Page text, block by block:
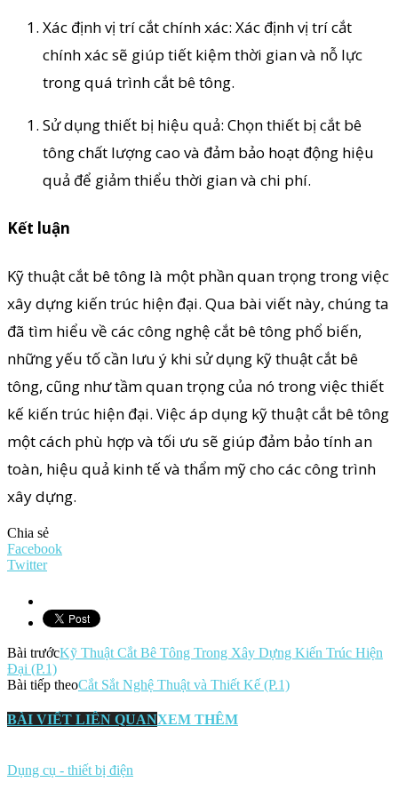
Xác định vị trí cắt chính xác: Xác định vị trí cắt
chính xác sẽ giúp tiết kiệm thời gian và nỗ lực
trong quá trình cắt bê tông.
Sử dụng thiết bị hiệu quả: Chọn thiết bị cắt bê
tông chất lượng cao và đảm bảo hoạt động hiệu
quả để giảm thiểu thời gian và chi phí.
Kết luận
Kỹ thuật cắt bê tông là một phần quan trọng trong việc
xây dựng kiến trúc hiện đại. Qua bài viết này, chúng ta
đã tìm hiểu về các công nghệ cắt bê tông phổ biến,
những yếu tố cần lưu ý khi sử dụng kỹ thuật cắt bê
tông, cũng như tầm quan trọng của nó trong việc thiết
kế kiến trúc hiện đại. Việc áp dụng kỹ thuật cắt bê tông
một cách phù hợp và tối ưu sẽ giúp đảm bảo tính an
toàn, hiệu quả kinh tế và thẩm mỹ cho các công trình
xây dựng.
Chia sẻ
Facebook
Twitter
Bài trướcKỹ Thuật Cắt Bê Tông Trong Xây Dựng Kiến Trúc Hiện
Đại (P.1)
Bài tiếp theoCắt Sắt Nghệ Thuật và Thiết Kế (P.1)
BÀI VIẾT LIÊN QUANXEM THÊM
Dụng cụ - thiết bị điện